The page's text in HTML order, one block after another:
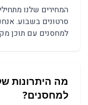
סרטונים בשבוע.
למחסנים עם תוכן
מה היתרונות
למחסנים?